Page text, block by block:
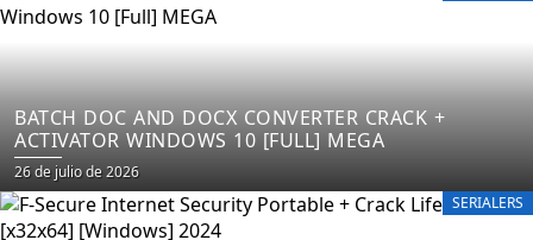
BATCH DOC AND DOCX CONVERTER CRACK +
ACTIVATOR WINDOWS 10 [FULL] MEGA
26 de julio de 2026
SERIALERS